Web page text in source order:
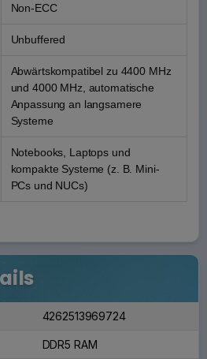
Non-ECC
Unbuffered
Abwärtskompatibel zu 4400 MHz
und 4000 MHz, automatische
Anpassung an langsamere
Systeme
Notebooks, Laptops und
kompakte Systeme (z. B. Mini-
PCs und NUCs)
4262513969724
DDR5 RAM